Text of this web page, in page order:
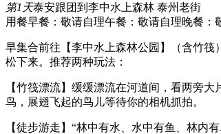
第1天泰安跟团到李中水上森林 泰州老街
用餐早餐：敬请自理午餐：敬请自理晚餐：
早集合前往【李中水上森林公园】（含竹
松下来。推荐两种玩法：
【竹筏漂流】缓缓漂流在河道间，看两旁
鸟，展翅飞起的鸟儿等待你的相机抓拍。
【徒步游走】“林中有水、水中有鱼、林内